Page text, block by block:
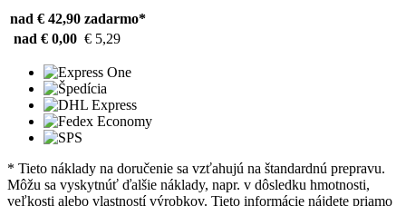
nad € 42,90 zadarmo*
nad € 0,00 € 5,29
* Tieto náklady na doručenie sa vzťahujú na štandardnú prepravu.
Môžu sa vyskytnúť ďalšie náklady, napr. v dôsledku hmotnosti,
veľkosti alebo vlastností výrobkov. Tieto informácie nájdete priamo